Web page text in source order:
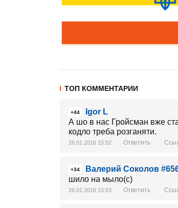
ТОП КОММЕНТАРИИ
+44
Igor L
А шо в нас Гройсман вже
кодло треба розганяти.
26.01.2016 15:52 Ответить
+34
Валерий Соколов
шило на мыло(с)
26.01.2016 15:53 Ответить